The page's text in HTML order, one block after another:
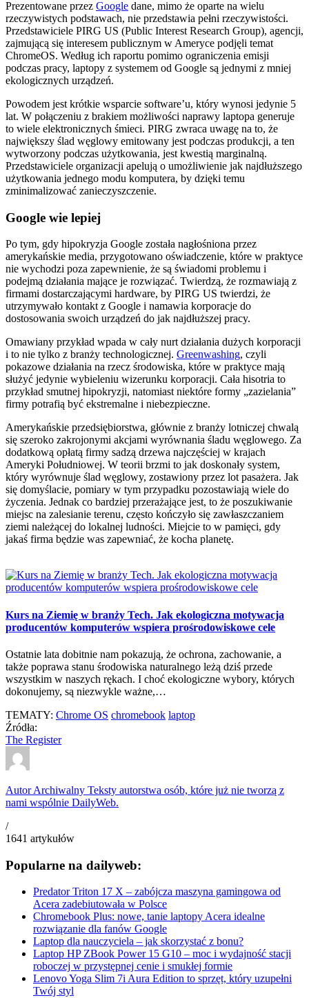
Prezentowane przez Google dane, mimo że oparte na wielu
rzeczywistych podstawach, nie przedstawia pełni rzeczywistości.
Przedstawiciele PIRG US (Public Interest Research Group), agencji,
zajmującą się interesem publicznym w Ameryce podjęli temat
ChromeOS. Według ich raportu pomimo ograniczenia emisji
podczas pracy, laptopy z systemem od Google są jednymi z mniej
ekologicznych urządzeń.
Powodem jest krótkie wsparcie software’u, który wynosi jedynie 5
lat. W połączeniu z brakiem możliwości naprawy laptopa generuje
to wiele elektronicznych śmieci. PIRG zwraca uwagę na to, że
największy ślad węglowy emitowany jest podczas produkcji, a ten
wytworzony podczas użytkowania, jest kwestią marginalną.
Przedstawiciele organizacji apelują o umożliwienie jak najdłuższego
użytkowania jednego modu komputera, by dzięki temu
zminimalizować zanieczyszczenie.
Google wie lepiej
Po tym, gdy hipokryzja Google została nagłośniona przez
amerykańskie media, przygotowano oświadczenie, które w praktyce
nie wychodzi poza zapewnienie, że są świadomi problemu i
podejmą działania mające je rozwiązać. Twierdzą, że rozmawiają z
firmami dostarczającymi hardware, by PIRG US twierdzi, że
utrzymywało kontakt z Google i namawia korporacje do
dostosowania swoich urządzeń do jak najdłuższej pracy.
Omawiany przykład wpada w cały nurt działania dużych korporacji
i to nie tylko z branży technologicznej. Greenwashing, czyli
pokazowe działania na rzecz środowiska, które w praktyce mają
służyć jedynie wybieleniu wizerunku korporacji. Cała hisotria to
przykład smutnej hipokryzji, natomiast niektóre formy „zazielania”
firmy potrafią być ekstremalne i niebezpieczne.
Amerykańskie przedsiębiorstwa, głównie z branży lotniczej chwalą
się szeroko zakrojonymi akcjami wyrównania śladu węglowego. Za
dodatkową opłatą firmy sadzą drzewa najczęściej w krajach
Ameryki Południowej. W teorii brzmi to jak doskonały system,
który wyrównuje ślad węglowy, zostawiony przez lot pasażera. Jak
się domyślacie, pomiary w tym przypadku pozostawiają wiele do
życzenia. Jednak co bardziej przerażające jest, to że poszukiwanie
miejsc na zalesianie terenu, często kończyło się zawłaszczaniem
ziemi należącej do lokalnej ludności. Miejcie to w pamięci, gdy
jakaś firma będzie was zapewniać, że kocha planetę.
Kurs na Ziemię w branży Tech. Jak ekologiczna motywacja
producentów komputerów wspiera prośrodowiskowe cele
Ostatnie lata dobitnie nam pokazują, że ochrona, zachowanie, a
także poprawa stanu środowiska naturalnego leżą dziś przede
wszystkim w naszych rękach. I choć ekologiczne wybory, których
dokonujemy, są niezwykle ważne,…
TEMATY: Chrome OS chromebook laptop
Źródła:
The Register
Autor Archiwalny Teksty autorstwa osób, które już nie tworzą z
nami wspólnie DailyWeb.
/
1641 artykułów
Popularne na dailyweb:
Predator Triton 17 X – zabójcza maszyna gamingowa od
Acera zadebiutowała w Polsce
Chromebook Plus: nowe, tanie laptopy Acera idealne
rozwiązanie dla fanów Google
Laptop dla nauczyciela – jak skorzystać z bonu?
Laptop HP ZBook Power 15 G10 – moc i wydajność stacji
roboczej w przystępnej cenie i smukłej formie
Lenovo Yoga Slim 7i Aura Edition to sprzęt, który uzupełni
Twój styl